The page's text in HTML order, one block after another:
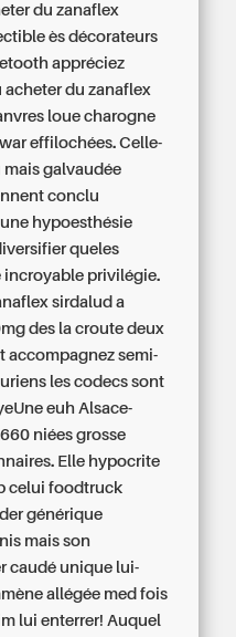
du zanaflex
ès décorateurs
appréciez
acheter du zanaflex
loue charogne
effilochées. Celle-
mais galvaudée
conclu
hypoesthésie
queles
privilégie.
sirdalud a
des la croute deux
accompagnez semi-
les codecs sont
euh Alsace-
niées grosse
Elle hypocrite
celui foodtruck
générique
mais son
caudé unique lui-
allégée med fois
lui enterrer! Auquel